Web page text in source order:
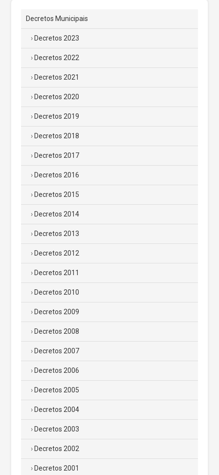
Decretos Municipais
Decretos 2023
Decretos 2022
Decretos 2021
Decretos 2020
Decretos 2019
Decretos 2018
Decretos 2017
Decretos 2016
Decretos 2015
Decretos 2014
Decretos 2013
Decretos 2012
Decretos 2011
Decretos 2010
Decretos 2009
Decretos 2008
Decretos 2007
Decretos 2006
Decretos 2005
Decretos 2004
Decretos 2003
Decretos 2002
Decretos 2001